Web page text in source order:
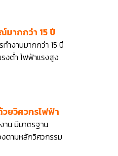
มากกว่า 15 ปี
ำงานมากกว่า 15 ปี
งต่ำ ไฟฟ้าแรงสูง
ยวิศวกรไฟฟ้า
าน มีมาตรฐาน
ตามหลักวิศวกรรม